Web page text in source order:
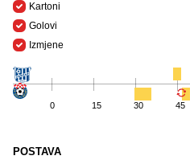
Kartoni
Golovi
Izmjene
0 15 30 45
POSTAVA